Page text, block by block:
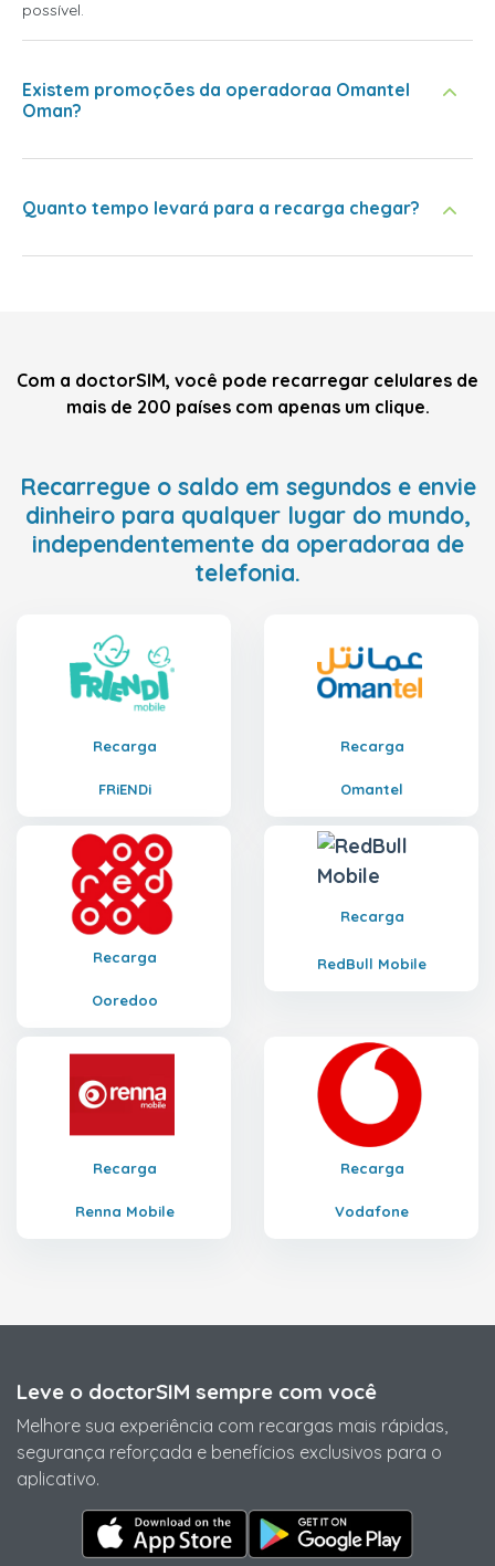
possível.
Existem promoções da operadoraa Omantel
Oman?
Quanto tempo levará para a recarga chegar?
Com a doctorSIM, você pode recarregar celulares de
mais de 200 países com apenas um clique.
Recarregue o saldo em segundos e envie
dinheiro para qualquer lugar do mundo,
independentemente da operadoraa de
telefonia.
Recarga
FRiENDi
Recarga
Omantel
Recarga
Ooredoo
Recarga
RedBull Mobile
Recarga
Renna Mobile
Recarga
Vodafone
Leve o doctorSIM sempre com você
Melhore sua experiência com recargas mais rápidas,
segurança reforçada e benefícios exclusivos para o
aplicativo.